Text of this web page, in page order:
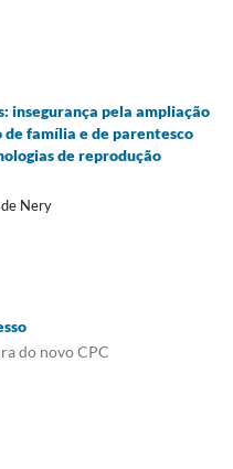
insegurança pela ampliação
família e de parentesco
de reprodução
Nery
do novo CPC